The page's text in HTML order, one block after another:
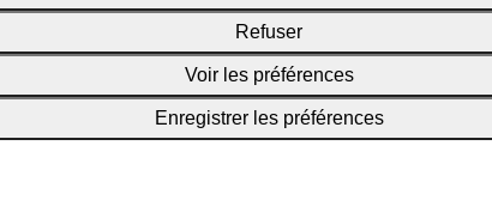
Refuser
Voir les préférences
Enregistrer les préférences